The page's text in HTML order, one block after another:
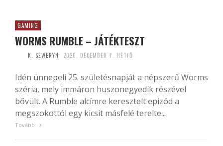
GAMING
WORMS RUMBLE – JÁTÉKTESZT
K. SEWERYN 2020. DECEMBER 7. HÉTFŐ
Idén ünnepeli 25. születésnapját a népszerű Worms
széria, mely immáron huszonegyedik részével
bővült. A Rumble alcímre keresztelt epizód a
megszokottól egy kicsit másfelé terelte...
Tovább